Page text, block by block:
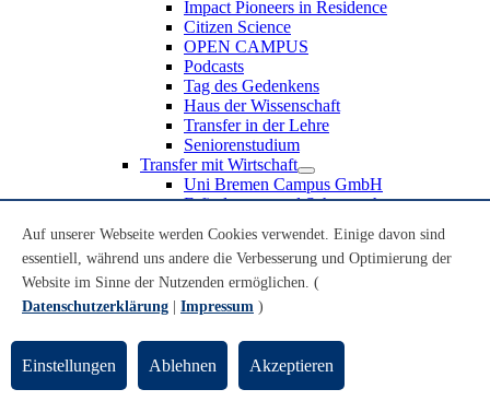
Impact Pioneers in Residence
Citizen Science
OPEN CAMPUS
Podcasts
Tag des Gedenkens
Haus der Wissenschaft
Transfer in der Lehre
Seniorenstudium
Transfer mit Wirtschaft
Uni Bremen Campus GmbH
Erfindungen und Schutzrechte
Recruiting an der Universität Bremen
Weiterbildung an der Universität Bremen
Transfer mit Schule
Schülerinnen und Schüler
Schulklassen
Lehrkräfte
Gründungsunterstützung
Auf unserer Webseite werden Cookies verwendet. Einige davon sind
essentiell, während uns andere die Verbesserung und Optimierung der
Website im Sinne der Nutzenden ermöglichen. (
Datenschutzerklärung
Impressum )
Einstellungen Ablehnen Akzeptieren